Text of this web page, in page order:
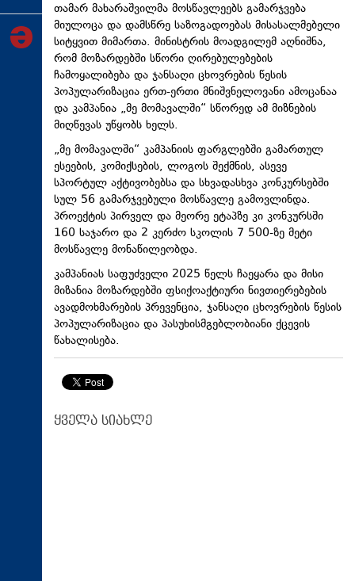
თამარ მახარაშვილმა მოსწავლეებს გამარჯვება
მიულოცა და დამსწრე საზოგადოებას მისასალმებელი
სიტყვით მიმართა. მინისტრის მოადგილემ აღნიშნა,
რომ მოზარდებში სწორი ღირებულებების
ჩამოყალიბება და ჯანსაღი ცხოვრების წესის
პოპულარიზაცია ერთ-ერთი მნიშვნელოვანი ამოცანაა
და კამპანია „მე მომავალში“ სწორედ ამ მიზნების
მიღწევას უწყობს ხელს.
„მე მომავალში“ კამპანიის ფარგლებში გამართულ
ესეების, კომიქსების, ლოგოს შექმნის, ასევე
სპორტულ აქტივობებსა და სხვადასხვა კონკურსებში
სულ 56 გამარჯვებული მოსწავლე გამოვლინდა.
პროექტის პირველ და მეორე ეტაპზე კი კონკურსში
160 საჯარო და 2 კერძო სკოლის 7 500-ზე მეტი
მოსწავლე მონაწილეობდა.
კამპანიას საფუძველი 2025 წელს ჩაეყარა და მისი
მიზანია მოზარდებში ფსიქოაქტიური ნივთიერებების
ავადმოხმარების პრევენცია, ჯანსაღი ცხოვრების წესის
პოპულარიზაცია და პასუხისმგებლობიანი ქცევის
წახალისება.
ყველა სიახლე